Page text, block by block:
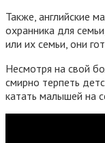
Также, английские
охранника для
или их семьи, они
Несмотря на свой
смирно терпеть
катать малышей на